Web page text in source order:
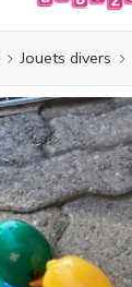
Jouets divers